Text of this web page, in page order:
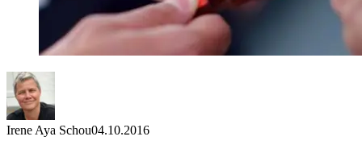
Irene Aya Schou04.10.2016